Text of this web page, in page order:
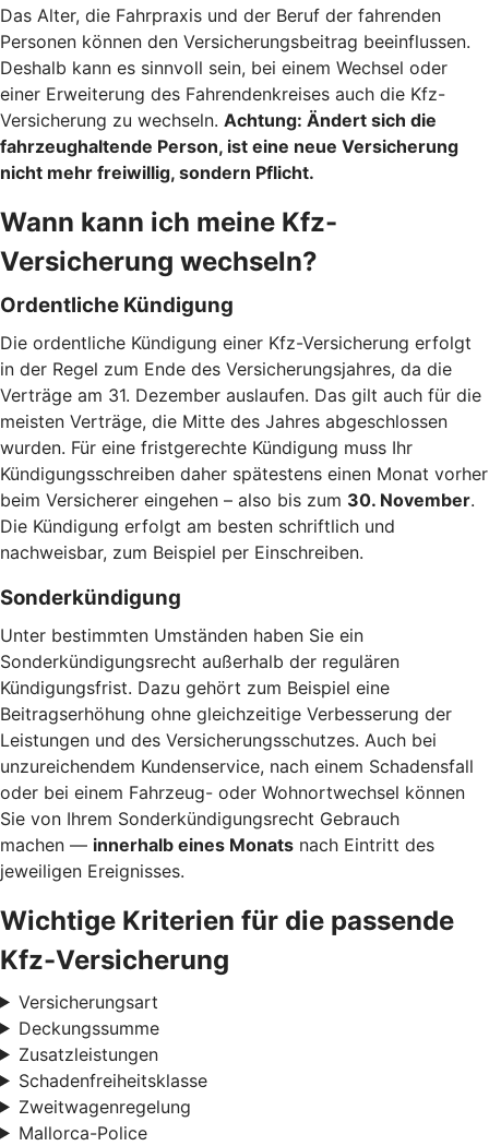
Das Alter, die Fahrpraxis und der Beruf der fahrenden
Personen können den Versicherungsbeitrag beeinflussen.
Deshalb kann es sinnvoll sein, bei einem Wechsel oder
einer Erweiterung des Fahrendenkreises auch die Kfz-
Versicherung zu wechseln. Achtung: Ändert sich die
fahrzeughaltende Person, ist eine neue Versicherung
nicht mehr freiwillig, sondern Pflicht.
Wann kann ich meine Kfz-
Versicherung wechseln?
Ordentliche Kündigung
Die ordentliche Kündigung einer Kfz-Versicherung erfolgt
in der Regel zum Ende des Versicherungsjahres, da die
Verträge am 31. Dezember auslaufen. Das gilt auch für die
meisten Verträge, die Mitte des Jahres abgeschlossen
wurden. Für eine fristgerechte Kündigung muss Ihr
Kündigungsschreiben daher spätestens einen Monat vorher
beim Versicherer eingehen – also bis zum 30. November.
Die Kündigung erfolgt am besten schriftlich und
nachweisbar, zum Beispiel per Einschreiben.
Sonderkündigung
Unter bestimmten Umständen haben Sie ein
Sonderkündigungsrecht außerhalb der regulären
Kündigungsfrist. Dazu gehört zum Beispiel eine
Beitragserhöhung ohne gleichzeitige Verbesserung der
Leistungen und des Versicherungsschutzes. Auch bei
unzureichendem Kundenservice, nach einem Schadensfall
oder bei einem Fahrzeug- oder Wohnortwechsel können
Sie von Ihrem Sonderkündigungsrecht Gebrauch
machen — innerhalb eines Monats nach Eintritt des
jeweiligen Ereignisses.
Wichtige Kriterien für die passende
Kfz-Versicherung
Versicherungsart
Deckungssumme
Zusatzleistungen
Schadenfreiheitsklasse
Zweitwagenregelung
Mallorca-Police